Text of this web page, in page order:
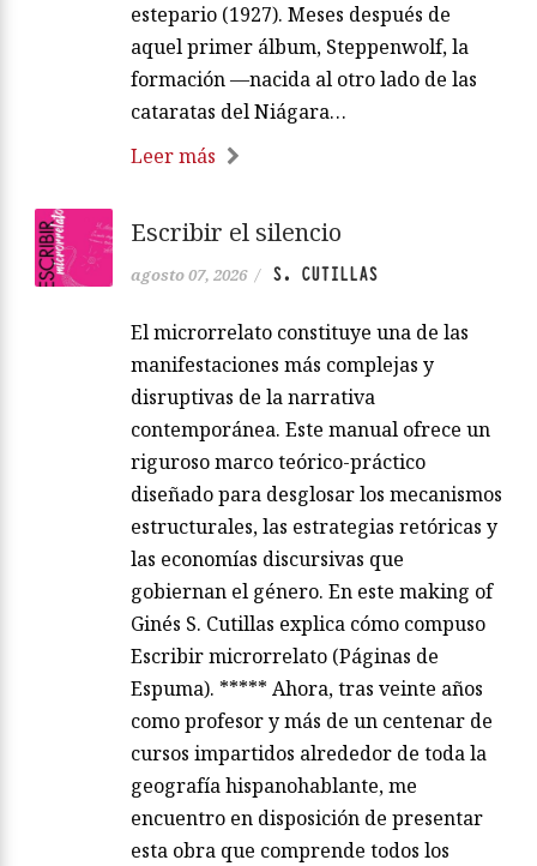
estepario (1927). Meses después de
aquel primer álbum, Steppenwolf, la
formación —nacida al otro lado de las
cataratas del Niágara…
Leer más
Escribir el silencio
agosto 07, 2026 / S. CUTILLAS
El microrrelato constituye una de las
manifestaciones más complejas y
disruptivas de la narrativa
contemporánea. Este manual ofrece un
riguroso marco teórico-práctico
diseñado para desglosar los mecanismos
estructurales, las estrategias retóricas y
las economías discursivas que
gobiernan el género. En este making of
Ginés S. Cutillas explica cómo compuso
Escribir microrrelato (Páginas de
Espuma). ***** Ahora, tras veinte años
como profesor y más de un centenar de
cursos impartidos alrededor de toda la
geografía hispanohablante, me
encuentro en disposición de presentar
esta obra que comprende todos los